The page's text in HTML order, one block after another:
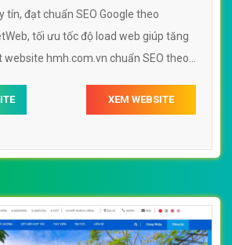
tín, đạt chuẩn SEO Google theo
tối ưu tốc độ load web giúp tăng
website hmh.com.vn chuẩn SEO theo
XEM WEBSITE